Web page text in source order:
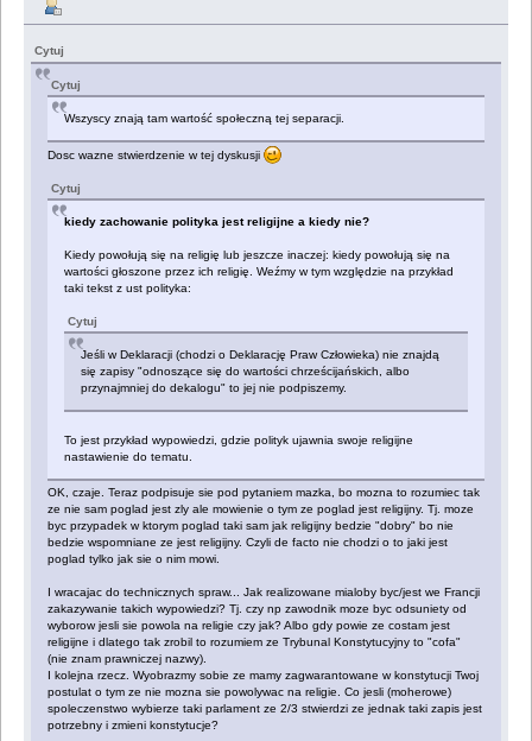
Cytuj
Cytuj
Wszyscy znają tam wartość społeczną tej separacji.
Dosc wazne stwierdzenie w tej dyskusji
Cytuj
kiedy zachowanie polityka jest religijne a kiedy nie?
Kiedy powołują się na religię lub jeszcze inaczej: kiedy powołują się na
wartości głoszone przez ich religię. Weźmy w tym względzie na przykład
taki tekst z ust polityka:
Cytuj
Jeśli w Deklaracji (chodzi o Deklarację Praw Człowieka) nie znajdą
się zapisy "odnoszące się do wartości chrześcijańskich, albo
przynajmniej do dekalogu" to jej nie podpiszemy.
To jest przykład wypowiedzi, gdzie polityk ujawnia swoje religijne
nastawienie do tematu.
OK, czaje. Teraz podpisuje sie pod pytaniem mazka, bo mozna to rozumiec tak
ze nie sam poglad jest zly ale mowienie o tym ze poglad jest religijny. Tj. moze
byc przypadek w ktorym poglad taki sam jak religijny bedzie "dobry" bo nie
bedzie wspomniane ze jest religijny. Czyli de facto nie chodzi o to jaki jest
poglad tylko jak sie o nim mowi.
I wracajac do technicznych spraw... Jak realizowane mialoby byc/jest we Francji
zakazywanie takich wypowiedzi? Tj. czy np zawodnik moze byc odsuniety od
wyborow jesli sie powola na religie czy jak? Albo gdy powie ze costam jest
religijne i dlatego tak zrobil to rozumiem ze Trybunal Konstytucyjny to "cofa"
(nie znam prawniczej nazwy).
I kolejna rzecz. Wyobrazmy sobie ze mamy zagwarantowane w konstytucji Twoj
postulat o tym ze nie mozna sie powolywac na religie. Co jesli (moherowe)
spoleczenstwo wybierze taki parlament ze 2/3 stwierdzi ze jednak taki zapis jest
potrzebny i zmieni konstytucje?